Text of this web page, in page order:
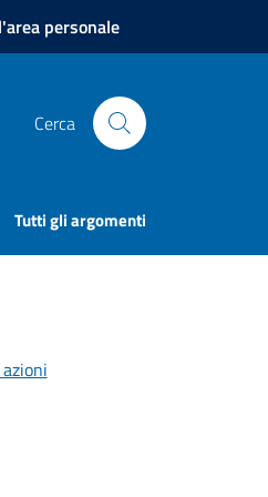
personale
Cerca
Tutti gli argomenti